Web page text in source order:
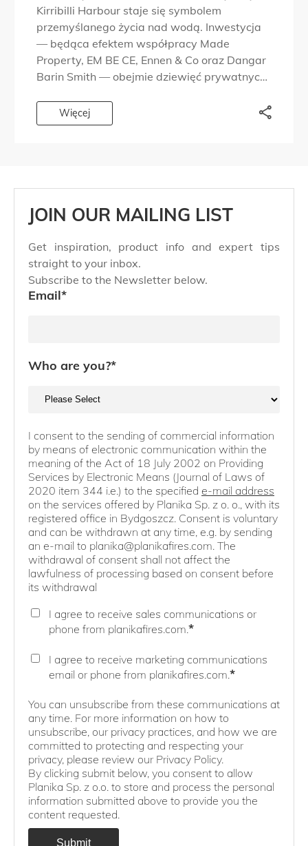
Kirribilli Harbour staje się symbolem
przemyślanego życia nad wodą. Inwestycja
— będąca efektem współpracy Made
Property, EM BE CE, Ennen & Co oraz Dangar
Barin Smith — obejmie dziewięć prywatnych
dyskretnym prestiżem i ponadczasowym
designem. Po ukończeniu […]
Więcej
JOIN OUR MAILING LIST
Get inspiration, product info and expert tips
straight to your inbox.
Subscribe to the Newsletter below.
Email*
Who are you?*
I consent to the sending of commercial information
by means of electronic communication within the
meaning of the Act of 18 July 2002 on Providing
Services by Electronic Means (Journal of Laws of
2020 item 344 i.e.) to the specified e-mail address
on the services offered by Planika Sp. z o. o., with its
registered office in Bydgoszcz. Consent is voluntary
and can be withdrawn at any time, e.g. by sending
an e-mail to planika@planikafires.com. The
withdrawal of consent shall not affect the
lawfulness of processing based on consent before
its withdrawal
I agree to receive sales communications or
phone from planikafires.com. *
I agree to receive marketing communications
email or phone from planikafires.com. *
You can unsubscribe from these communications at
any time. For more information on how to
unsubscribe, our privacy practices, and how we are
committed to protecting and respecting your
privacy, please review our Privacy Policy.
By clicking submit below, you consent to allow
Planika Sp. z o.o. to store and process the personal
information submitted above to provide you the
content requested.